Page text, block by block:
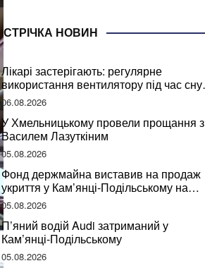
СТРІЧКА НОВИН
Лікарі застерігають: регулярне
використання вентилятору під час сну
може негативно вплинути на ваше
здоров’я
06.08.2026
У Хмельницькому провели прощання з
Василем Лазуткіним
05.08.2026
Фонд держмайна виставив на продаж
укриття у Кам’янці-Подільському на
Хмельниччині
05.08.2026
П’яний водій Audi затриманий у
Кам’янці-Подільському
05.08.2026